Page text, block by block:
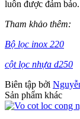
luôn được đảm bảo.
Tham khảo thêm:
Bộ lọc inox 220
cột lọc nhựa d250
Biên tập bởi
Sản phẩm khác